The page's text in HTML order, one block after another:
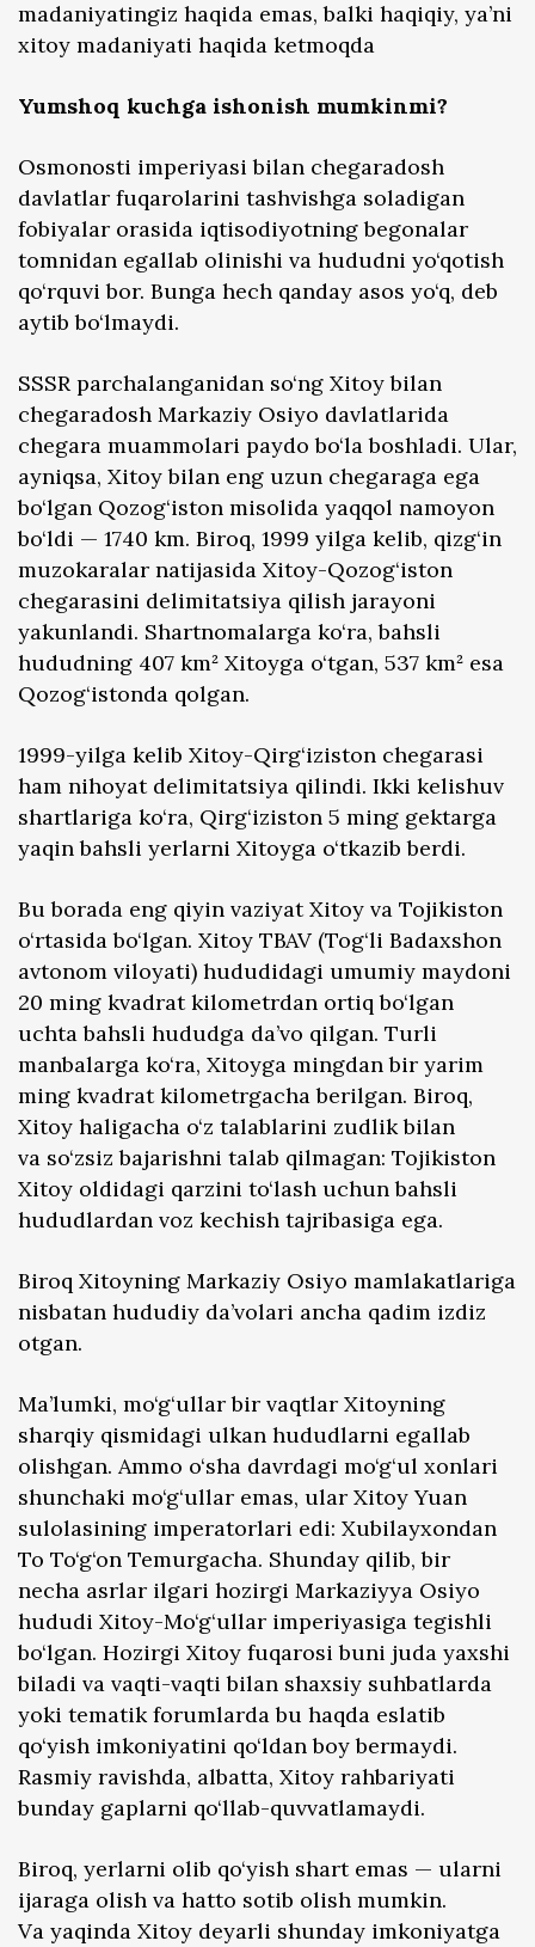
madaniyatingiz haqida emas, balki haqiqiy, ya’ni
xitoy madaniyati haqida ketmoqda
Yumshoq kuchga ishonish mumkinmi?
Osmonosti imperiyasi bilan chegaradosh
davlatlar fuqarolarini tashvishga soladigan
fobiyalar orasida iqtisodiyotning begonalar
tomnidan egallab olinishi va hududni yo‘qotish
qo‘rquvi bor. Bunga hech qanday asos yo‘q, deb
aytib bo‘lmaydi.
SSSR parchalanganidan so‘ng Xitoy bilan
chegaradosh Markaziy Osiyo davlatlarida
chegara muammolari paydo bo‘la boshladi. Ular,
ayniqsa, Xitoy bilan eng uzun chegaraga ega
bo‘lgan Qozog‘iston misolida yaqqol namoyon
bo‘ldi — 1740 km. Biroq, 1999 yilga kelib, qizg‘in
muzokaralar natijasida Xitoy-Qozog‘iston
chegarasini delimitatsiya qilish jarayoni
yakunlandi. Shartnomalarga ko‘ra, bahsli
hududning 407 km² Xitoyga o‘tgan, 537 km² esa
Qozog‘istonda qolgan.
1999-yilga kelib Xitoy-Qirg‘iziston chegarasi
ham nihoyat delimitatsiya qilindi. Ikki kelishuv
shartlariga ko‘ra, Qirg‘iziston 5 ming gektarga
yaqin bahsli yerlarni Xitoyga o‘tkazib berdi.
Bu borada eng qiyin vaziyat Xitoy va Tojikiston
o‘rtasida bo‘lgan. Xitoy TBAV (Tog‘li Badaxshon
avtonom viloyati) hududidagi umumiy maydoni
20 ming kvadrat kilometrdan ortiq bo‘lgan
uchta bahsli hududga da’vo qilgan. Turli
manbalarga ko‘ra, Xitoyga mingdan bir yarim
ming kvadrat kilometrgacha berilgan. Biroq,
Xitoy haligacha o‘z talablarini zudlik bilan
va so‘zsiz bajarishni talab qilmagan: Tojikiston
Xitoy oldidagi qarzini to‘lash uchun bahsli
hududlardan voz kechish tajribasiga ega.
Biroq Xitoyning Markaziy Osiyo mamlakatlariga
nisbatan hududiy da’volari ancha qadim izdiz
otgan.
Ma’lumki, mo‘g‘ullar bir vaqtlar Xitoyning
sharqiy qismidagi ulkan hududlarni egallab
olishgan. Ammo o‘sha davrdagi mo‘g‘ul xonlari
shunchaki mo‘g‘ullar emas, ular Xitoy Yuan
sulolasining imperatorlari edi: Xubilayxondan
To To‘g‘on Temurgacha. Shunday qilib, bir
necha asrlar ilgari hozirgi Markaziyya Osiyo
hududi Xitoy-Mo‘g‘ullar imperiyasiga tegishli
bo‘lgan. Hozirgi Xitoy fuqarosi buni juda yaxshi
biladi va vaqti-vaqti bilan shaxsiy suhbatlarda
yoki tematik forumlarda bu haqda eslatib
qo‘yish imkoniyatini qo‘ldan boy bermaydi.
Rasmiy ravishda, albatta, Xitoy rahbariyati
bunday gaplarni qo‘llab-quvvatlamaydi.
Biroq, yerlarni olib qo‘yish shart emas — ularni
ijaraga olish va hatto sotib olish mumkin.
Va yaqinda Xitoy deyarli shunday imkoniyatga